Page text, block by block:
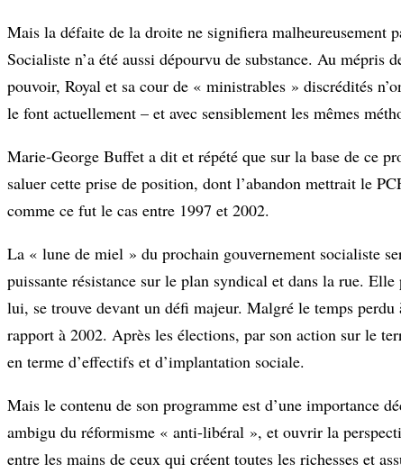
Mais la défaite de la droite ne signifiera malheureusement
Socialiste n’a été aussi dépourvu de substance. Au
pouvoir, Royal et sa cour de « ministrables » discrédités
le font actuellement – et avec sensiblement les mêmes
Marie-George Buffet a dit et répété que sur la base de ce
saluer cette prise de position, dont l’abandon mettrait le
comme ce fut le cas entre 1997 et 2002.
La « lune de miel » du prochain gouvernement socialiste
puissante résistance sur le plan syndical et dans la rue.
lui, se trouve devant un défi majeur. Malgré le temps
rapport à 2002. Après les élections, par son action sur le
en terme d’effectifs et d’implantation sociale.
Mais le contenu de son programme est d’une importance
ambigu du réformisme « anti-libéral », et ouvrir la
entre les mains de ceux qui créent toutes les richesses et